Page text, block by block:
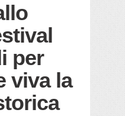
per
viva la